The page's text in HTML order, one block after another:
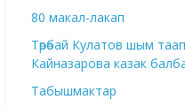
80 макал-лакап
Төрөбай Кулатов шым
Кайназарова казак
Табышмактар